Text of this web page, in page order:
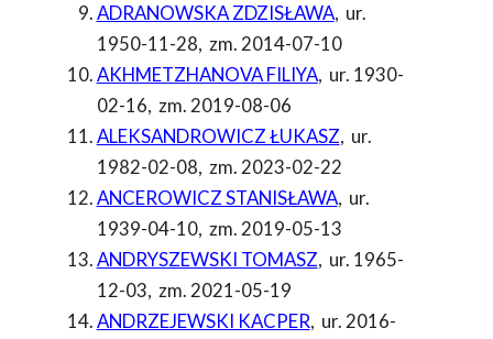
ADRANOWSKA ZDZISŁAWA, ur.
1950-11-28, zm. 2014-07-10
AKHMETZHANOVA FILIYA, ur. 1930-
02-16, zm. 2019-08-06
ALEKSANDROWICZ ŁUKASZ, ur.
1982-02-08, zm. 2023-02-22
ANCEROWICZ STANISŁAWA, ur.
1939-04-10, zm. 2019-05-13
ANDRYSZEWSKI TOMASZ, ur. 1965-
12-03, zm. 2021-05-19
ANDRZEJEWSKI KACPER, ur. 2016-